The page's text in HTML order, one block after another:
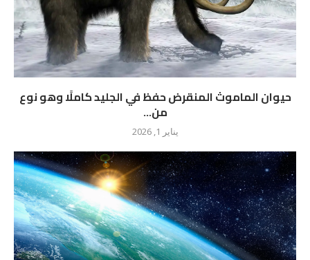
حيوان الماموث المنقرض حفظ في الجليد كاملًا وهو نوع
من...
يناير 1, 2026